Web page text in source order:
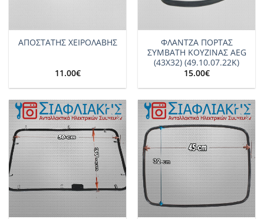
ΑΠΟΣΤΑΤΗΣ ΧΕΙΡΟΛΑΒΗΣ
11.00€
ΦΛΑΝΤΖΑ ΠΟΡΤΑΣ
ΣΥΜΒΑΤΗ ΚΟΥΖΙΝΑΣ AEG
(43Χ32) (49.10.07.22K)
15.00€
Add to
wishlist
Add to
wishlist